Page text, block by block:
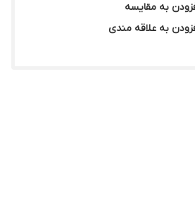
به مقایسه
به علاقه مندی